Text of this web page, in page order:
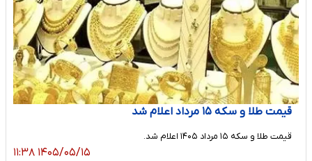
قیمت طلا و سکه ۱۵ مرداد اعلام شد
قیمت طلا و سکه ۱۵ مرداد ۱۴۰۵ اعلام شد.
۱۴۰۵/۰۵/۱۵ ۱۱:۳۸